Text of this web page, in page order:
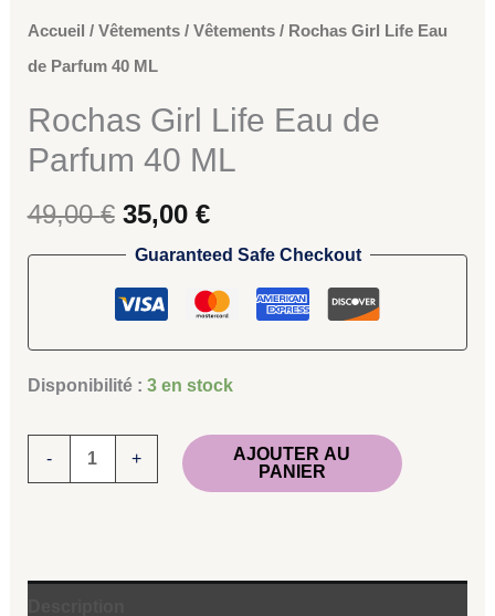
Accueil / Vêtements/ Vêtements/ Rochas Girl Life Eau
de Parfum 40 ML
Rochas Girl Life Eau de
Parfum 40 ML
49,00€ 35,00 €
Guaranteed Safe Checkout
Disponibilité : 3 en stock
- +
AJOUTER AU
PANIER